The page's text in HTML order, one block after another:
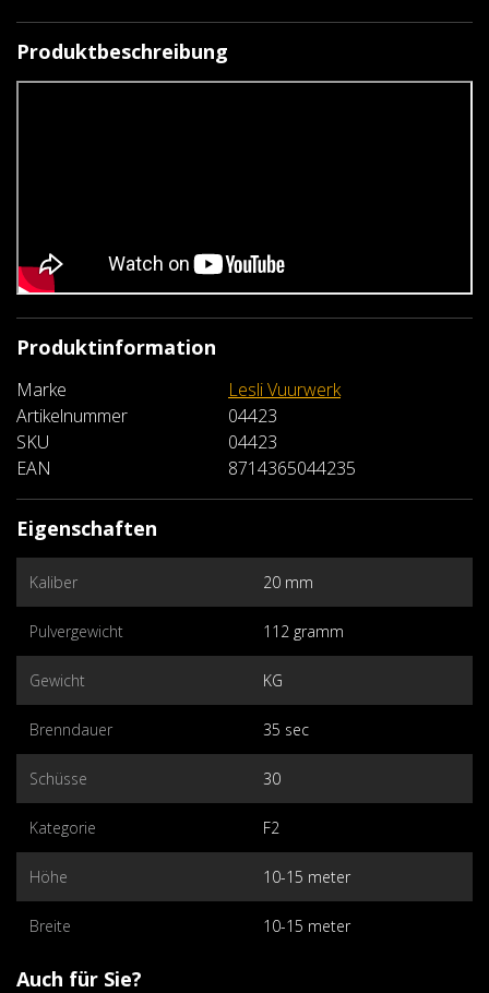
Produktbeschreibung
Produktinformation
Marke
Lesli Vuurwerk
Artikelnummer
04423
SKU
04423
EAN
8714365044235
Eigenschaften
Kaliber 20 mm
Pulvergewicht 112 gramm
Gewicht KG
Brenndauer 35 sec
Schüsse 30
Kategorie F2
Höhe 10-15 meter
Breite 10-15 meter
Auch für Sie?